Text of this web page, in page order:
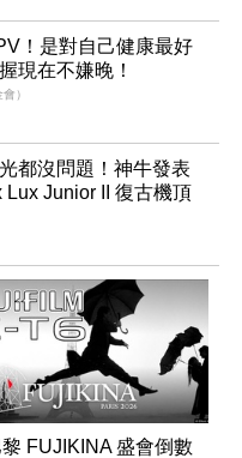
！是對自己健康最好
現在不嫌晚！
）
都沒問題！神牛發表
Lux Junior II 復古機頂
黎 FUJIKINA 盛會倒數